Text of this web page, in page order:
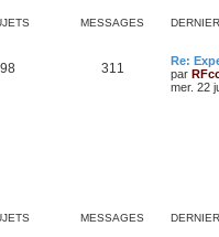
MESSAGES
98 311
Re:
par
mer. 22
MESSAGES